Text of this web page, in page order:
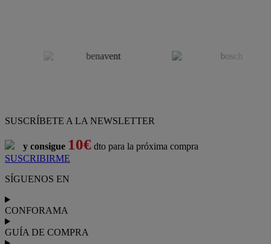
SUSCRÍBETE A LA NEWSLETTER
y consigue 10€ dto para la próxima compra
SUSCRIBIRME
SÍGUENOS EN
CONFORAMA
GUÍA DE COMPRA